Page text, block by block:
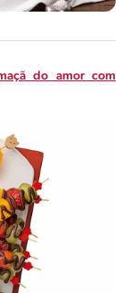
do amor com